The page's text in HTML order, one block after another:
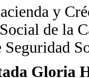
y
de la
Gloria